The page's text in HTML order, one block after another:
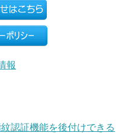
報
認証機能を後付けできる